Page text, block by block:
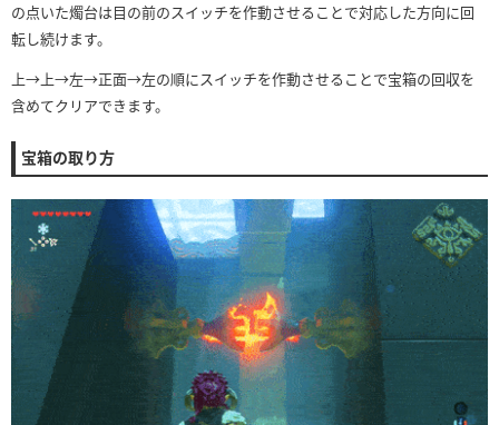
の点いた燭台は目の前のスイッチを作動させることで対応した方向に回
転し続けます。
上→上→左→正面→左の順にスイッチを作動させることで宝箱の回収を
含めてクリアできます。
宝箱の取り方